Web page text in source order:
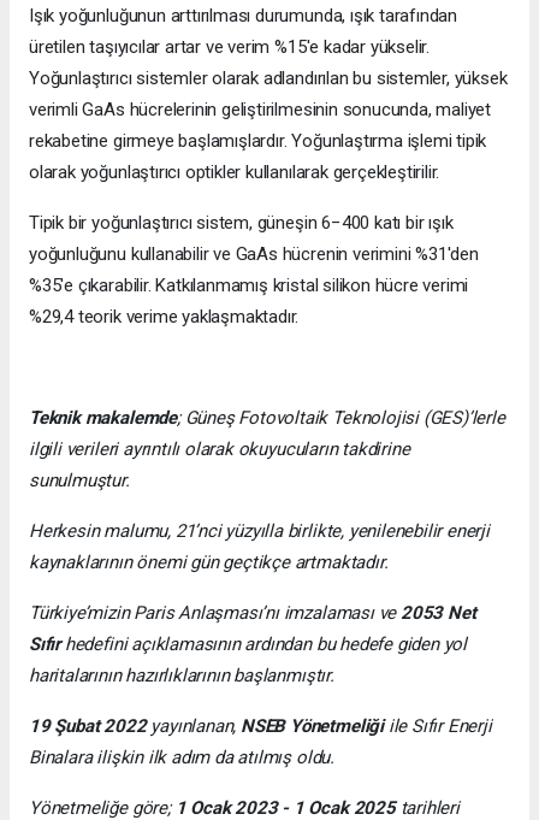
Işık yoğunluğunun arttırılması durumunda, ışık tarafından
üretilen taşıyıcılar artar ve verim %15'e kadar yükselir.
Yoğunlaştırıcı sistemler olarak adlandırılan bu sistemler, yüksek
verimli GaAs hücrelerinin geliştirilmesinin sonucunda, maliyet
rekabetine girmeye başlamışlardır. Yoğunlaştırma işlemi tipik
olarak yoğunlaştırıcı optikler kullanılarak gerçekleştirilir.
Tipik bir yoğunlaştırıcı sistem, güneşin 6−400 katı bir ışık
yoğunluğunu kullanabilir ve GaAs hücrenin verimini %31'den
%35'e çıkarabilir. Katkılanmamış kristal silikon hücre verimi
%29,4 teorik verime yaklaşmaktadır.
Teknik makalemde; Güneş Fotovoltaik Teknolojisi (GES)’lerle
ilgili verileri ayrıntılı olarak okuyucuların takdirine
sunulmuştur.
Herkesin malumu, 21’nci yüzyılla birlikte, yenilenebilir enerji
kaynaklarının önemi gün geçtikçe artmaktadır.
Türkiye’mizin Paris Anlaşması’nı imzalaması ve 2053 Net
Sıfırhedefini açıklamasının ardından bu hedefe giden yol
haritalarının hazırlıklarının başlanmıştır.
19 Şubat 2022 yayınlanan, NSEB Yönetmeliğiile Sıfır Enerji
Binalara ilişkin ilk adım da atılmış oldu.
Yönetmeliğe göre; 1 Ocak 2023 - 1 Ocak 2025 tarihleri